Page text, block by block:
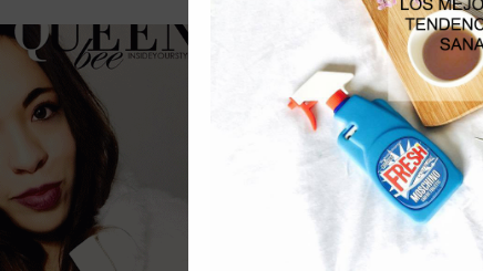
Actualmente, OPPO se
dispositivo, a la vez que
campos. La empresa cree
basureros. Asimismo, haría
La sustentabilidad ha sido,
OPPO. En febrero de 2023,
Deloitte, en el que OPPO
globales para el 2050, y